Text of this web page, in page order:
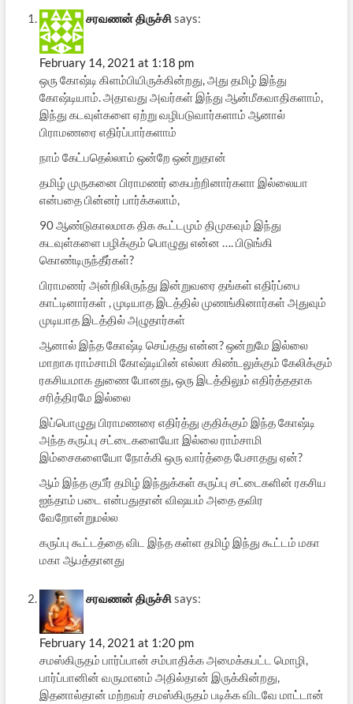
அழைக்கிறார்.
சரவணன் திருச்சிsays:
February 14, 2021 at 1:18 pm
ஒரு கோஷ்டி கிளம்பியிருக்கின்றது, அது தமிழ் இந்து
கோஷ்டியாம். அதாவது அவர்கள் இந்து ஆன்மீகவாதிகளாம்,
இந்து கடவுள்களை ஏற்று வழிபடுவார்களாம் ஆனால்
பிராமணரை எதிர்ப்பார்களாம்
நாம் கேட்பதெல்லாம் ஒன்றே ஒன்றுதான்
தமிழ் முருகனை பிராமணர் கைபற்றினார்களா இல்லையா
என்பதை பின்னர் பார்க்கலாம்,
90 ஆண்டுகாலமாக திக கூட்டமும் திமுகவும் இந்து
கடவுள்களை பழிக்கும் பொழுது என்ன …. பிடுங்கி
கொண்டிருந்தீர்கள்?
பிராமணர் அன்றிலிருந்து இன்றுவரை தங்கள் எதிர்ப்பை
காட்டினார்கள் , முடியாத இடத்தில் முணங்கினார்கள் அதுவும்
முடியாத இடத்தில் அழுதார்கள்
ஆனால் இந்த கோஷ்டி செய்தது என்ன? ஒன்றுமே இல்லை
மாறாக ராம்சாமி கோஷ்டியின் எல்லா கிண்டலுக்கும் கேலிக்கும்
ரகசியமாக துணை போனது, ஒரு இடத்திலும் எதிர்த்ததாக
சரித்திரமே இல்லை
இப்பொழுது பிராமணரை எதிர்த்து குதிக்கும் இந்த கோஷ்டி
அந்த கருப்பு சட்டைகளையோ இல்லை ராம்சாமி
இம்சைகளையோ நோக்கி ஒரு வார்த்தை பேசாதது ஏன்?
ஆம் இந்த குபீர் தமிழ் இந்துக்கள் கருப்பு சட்டைகளின் ரகசிய
ஐந்தாம் படை என்பதுதான் விஷயம் அதை தவிர
வேறோன்றுமல்ல
கருப்பு கூட்டத்தை விட இந்த கள்ள தமிழ் இந்து கூட்டம் மகா
மகா ஆபத்தானது
சரவணன் திருச்சிsays:
February 14, 2021 at 1:20 pm
சமஸ்கிருதம் பார்ப்பான் சம்பாதிக்க அமைக்கபட்ட மொழி,
பார்ப்பானின் வருமானம் அதில்தான் இருக்கின்றது,
இதனால்தான் மற்றவர் சமஸ்கிருதம் படிக்க விடவே மாட்டான்